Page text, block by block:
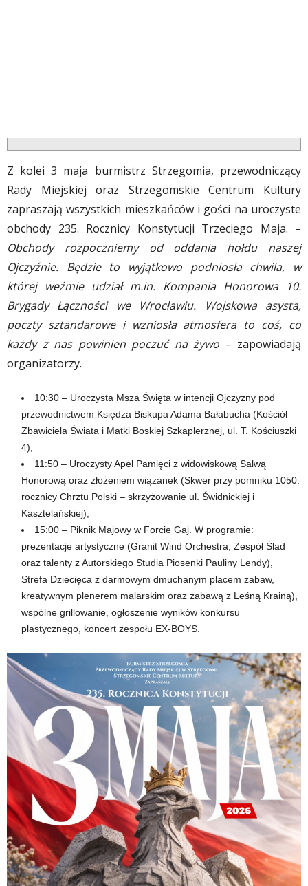
Z kolei 3 maja burmistrz Strzegomia, przewodniczący
Rady Miejskiej oraz Strzegomskie Centrum Kultury
zapraszają wszystkich mieszkańców i gości na uroczyste
obchody 235. Rocznicy Konstytucji Trzeciego Maja. –
Obchody rozpoczniemy od oddania hołdu naszej
Ojczyźnie. Będzie to wyjątkowo podniosła chwila, w
której weźmie udział m.in. Kompania Honorowa 10.
Brygady Łączności we Wrocławiu. Wojskowa asysta,
poczty sztandarowe i wzniosła atmosfera to coś, co
każdy z nas powinien poczuć na żywo – zapowiadają
organizatorzy.
10:30 – Uroczysta Msza Święta w intencji Ojczyzny pod
przewodnictwem Księdza Biskupa Adama Bałabucha (Kościół
Zbawiciela Świata i Matki Boskiej Szkaplerznej, ul. T. Kościuszki
4),
11:50 – Uroczysty Apel Pamięci z widowiskową Salwą
Honorową oraz złożeniem wiązanek (Skwer przy pomniku 1050.
rocznicy Chrztu Polski – skrzyżowanie ul. Świdnickiej i
Kasztelańskiej),
15:00 – Piknik Majowy w Forcie Gaj. W programie:
prezentacje artystyczne (Granit Wind Orchestra, Zespół Ślad
oraz talenty z Autorskiego Studia Piosenki Pauliny Lendy),
Strefa Dziecięca z darmowym dmuchanym placem zabaw,
kreatywnym plenerem malarskim oraz zabawą z Leśną Krainą),
wspólne grillowanie, ogłoszenie wyników konkursu
plastycznego, koncert zespołu EX-BOYS.